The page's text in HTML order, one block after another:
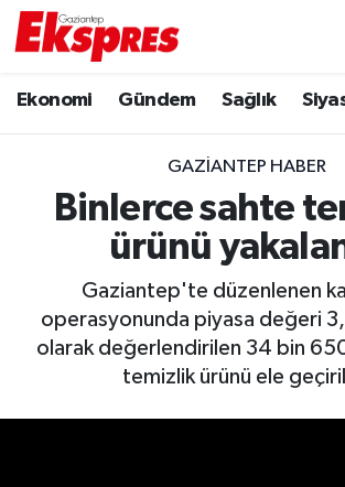
Ekonomi Gündem Sağlık
GAZIANTEP HABER
Binlerce sahte
ürünü
Gaziantep'te düzenlenen
operasyonunda piyasa değeri
olarak değerlendirilen 34 bin
temizlik ürünü ele
Ekonomi
Gaziantep son dakika
Genel
Haberler
Kültür Sanat
Trafik Durumu
Puan Durumu ve Fikstür
Tüm Manşetler
Son Dakika Haberleri
Haber Arşivi